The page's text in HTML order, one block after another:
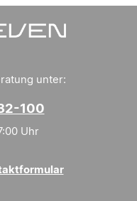
unter:
100
Uhr